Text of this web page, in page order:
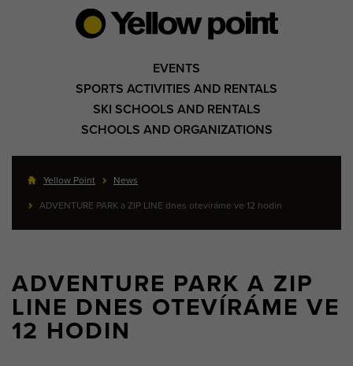
EVENTS
SPORTS ACTIVITIES AND RENTALS
SKI SCHOOLS AND RENTALS
SCHOOLS AND ORGANIZATIONS
Yellow Point News
ADVENTURE PARK a ZIP LINE dnes otevíráme ve 12 hodin
ADVENTURE PARK A ZIP
LINE DNES OTEVÍRÁME VE
12 HODIN